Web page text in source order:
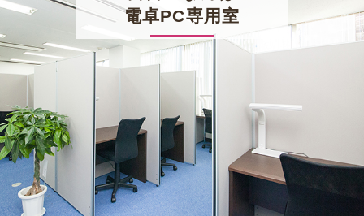
電卓PC専用室